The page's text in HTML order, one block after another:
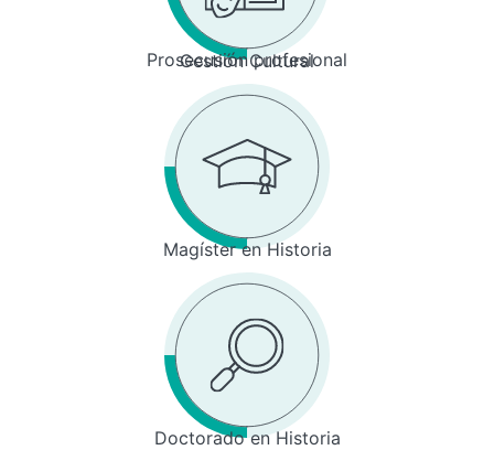
Prosecusión profesional
Gestión Cultural
Magíster en Historia
Doctorado en Historia